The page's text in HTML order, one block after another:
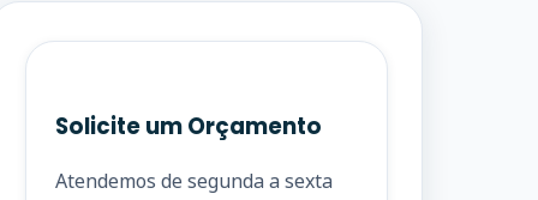
Solicite um Orçamento
Atendemos de segunda a sexta